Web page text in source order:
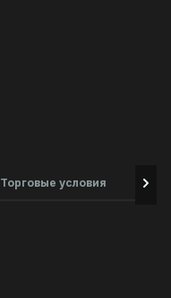
Торговые условия